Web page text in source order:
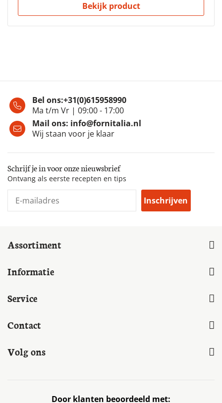
Bekijk product
Bel ons:+31(0)615958990
Ma t/m Vr | 09:00 - 17:00
Mail ons: info@fornitalia.nl
Wij staan voor je klaar
Schrijf je in voor onze nieuwsbrief
Ontvang als eerste recepten en tips
Inschrijven
Assortiment
Informatie
Service
Contact
Volg ons
Door klanten beoordeeld met: